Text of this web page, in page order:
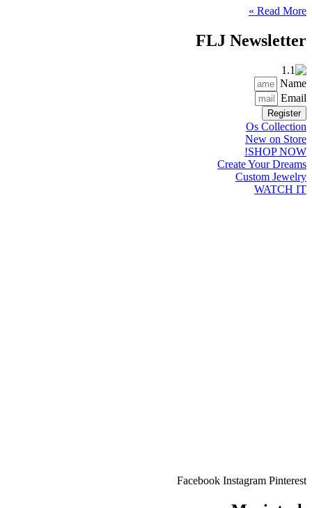
Read More »
FLJ Newsletter
Name
Email
Register
Os Collection
New on Store
SHOP NOW!
Create Your Dreams
Custom Jewelry
WATCH IT
Facebook Instagram Pinterest